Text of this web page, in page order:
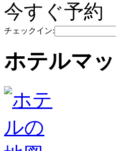
今すぐ予約
チェックイン:
ホテルマ